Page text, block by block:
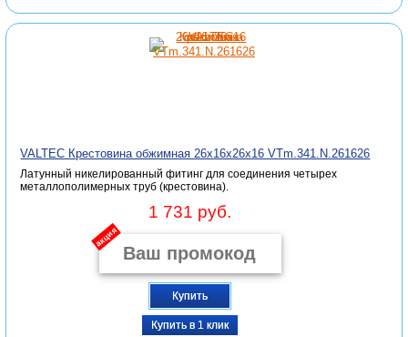
VALTEC Крестовина обжимная 26х16х26х16 VTm.341.N.261626
Латунный никелированный фитинг для соединения четырех
металлополимерных труб (крестовина).
1 731 руб.
акция
Купить
Купить в 1 клик